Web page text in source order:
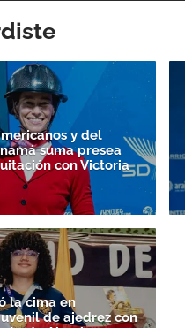
y del
suma presea
con Victoria
la cima en
de ajedrez con